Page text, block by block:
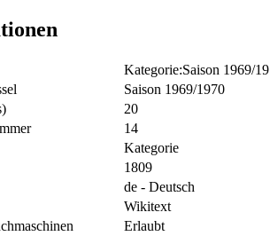
Kategorie:Saison 1969/
Saison 1969/1970
20
14
Kategorie
1809
de - Deutsch
Wikitext
Erlaubt